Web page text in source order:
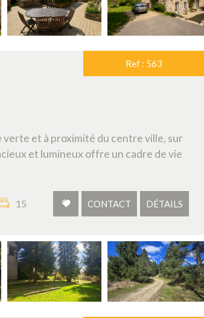
Ref : 563
verte et à proximité du centre ville, sur
et lumineux offre un cadre de vie
15 CONTACT DÉTAILS